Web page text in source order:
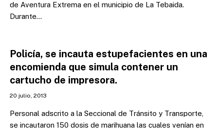
de Aventura Extrema en el municipio de La Tebaida.
Durante…
Policía, se incauta estupefacientes en una
encomienda que simula contener un
cartucho de impresora.
20 julio, 2013
Personal adscrito a la Seccional de Tránsito y Transporte,
se incautaron 150 dosis de marihuana las cuales venían en